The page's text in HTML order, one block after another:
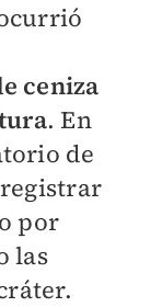
ceniza
. En
de
por
las